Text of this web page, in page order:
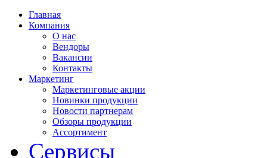
Главная
Компания
О нас
Вендоры
Вакансии
Контакты
Маркетинг
Маркетинговые акции
Новинки продукции
Новости партнерам
Обзоры продукции
Ассортимент
Сервисы